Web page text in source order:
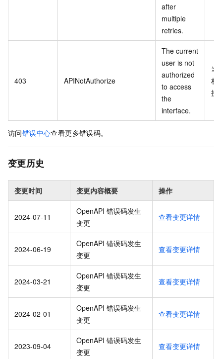
after
multiple
retries.
403 APINotAuthorize
The current
user is not
authorized
to access
the
interface.
当
权
接
访问错误中心查看更多错误码。
变更历史
变更时间 变更内容概要 操作
2024-07-11
OpenAPI 错误码发生
变更
查看变更详情
2024-06-19
OpenAPI 错误码发生
变更
查看变更详情
2024-03-21
OpenAPI 错误码发生
变更
查看变更详情
2024-02-01
OpenAPI 错误码发生
变更
查看变更详情
2023-09-04
OpenAPI 错误码发生
变更
查看变更详情